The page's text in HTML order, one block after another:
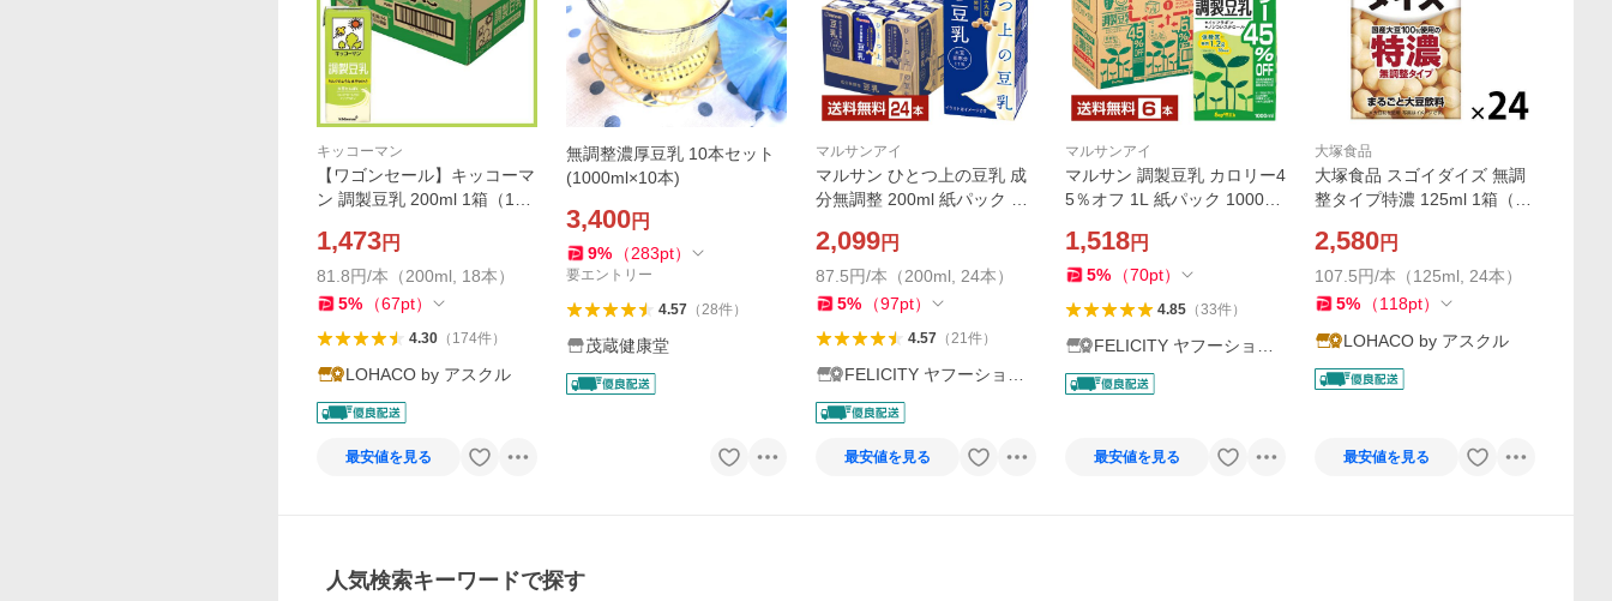
キッコーマン
【ワゴンセール】キッコーマ
ン 調製豆乳 200ml 1箱（18
1,473円
81.8円/本（200ml, 18本）
5% （67pt）
4.30（ 174件）
LOHACO by アスクル
最安値を見る
無調整濃厚豆乳 10本セット
(1000ml×10本)
3,400円
9% （283pt）
要エントリー
4.57（28件）
茂蔵健康堂
マルサンアイ
マルサン ひとつ上の豆乳 成
分無調整 200ml 紙パック 24
2,099円
87.5円/本（200ml, 24本）
5% （97pt）
4.57（21件）
FELICITY ヤフーショッ
プ
最安値を見る
マルサンアイ
マルサン 調製豆乳 カロリー4
5％オフ 1L 紙パック 1000ml
1,518円
5% （70pt）
4.85（33件）
FELICITY ヤフーショッ
プ
最安値を見る
大塚食品
大塚食品 スゴイダイズ 無調
整タイプ特濃 125ml 1箱（24
2,580円
107.5円/本（125ml, 24本）
5% （118pt）
LOHACO by アスクル
最安値を見る
人気検索キーワードで探す